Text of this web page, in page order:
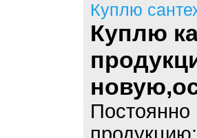
Куплю
Куплю
Постоянно